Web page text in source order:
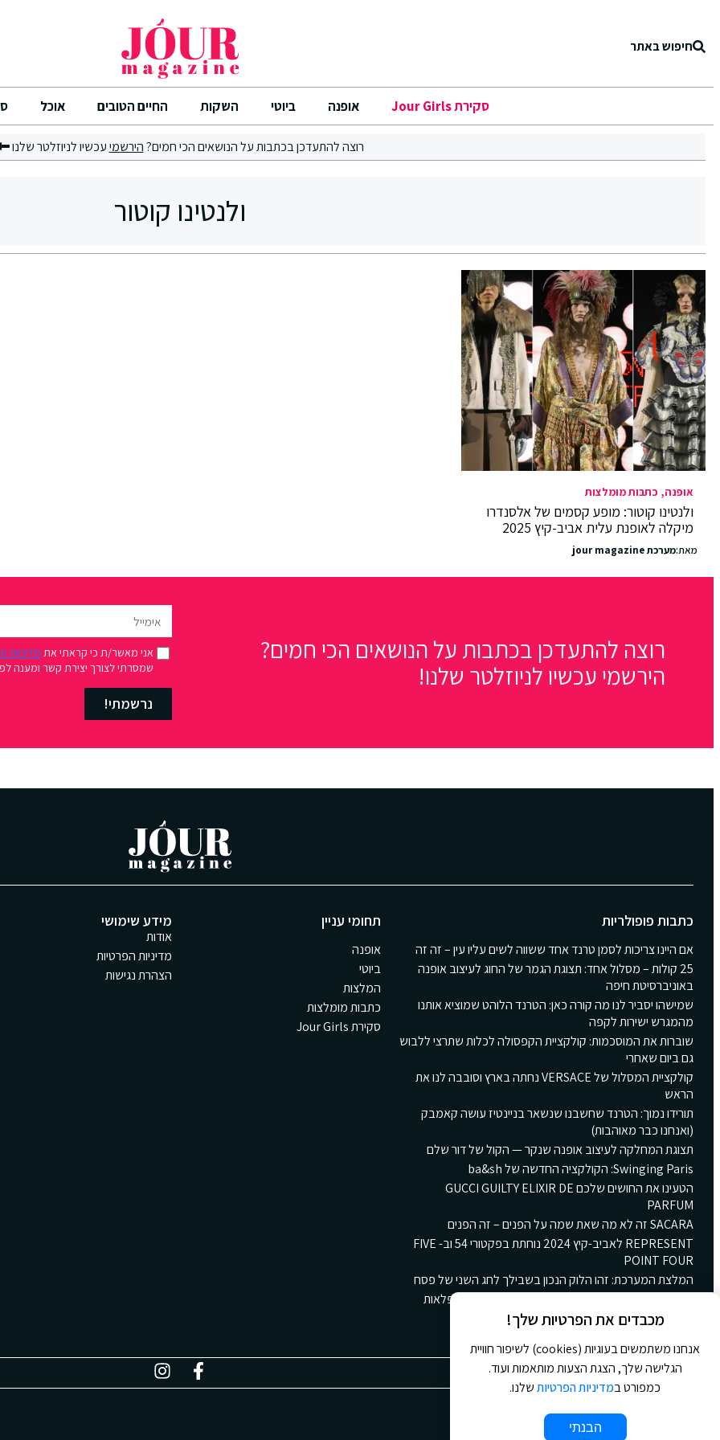
חיפוש באתר
סקירת Jour Girls אופנה ביוטי השקות החיים הטובים אוכל
רוצה להתעדכן בכתבות על הנושאים הכי חמים?הירשמיעכשיו לניוזלטר שלנו
ולנטינו קוטור
אופנה כתבות מומלצות
ולנטינו קוטור: מופע קסמים של אלסנדרו
מיקלה לאופנת עלית אביב-קיץ 2025
מאת:מערכת jour magazine
רוצה להתעדכן בכתבות על הנושאים הכי חמים?
הירשמי עכשיו לניוזלטר שלנו!
אני מאשר/ת כי קראתי את מדיניות
שמסרתי לצורך יצירת קשר ומענה
נרשמתי!
כתבות פופולריות
אם היינו צריכות לסמן טרנד אחד ששווה לשים עליו עין – זה זה
25 קולות – מסלול אחד: תצוגת הגמר של החוג לעיצוב אופנה
באוניברסיטת חיפה
שמישהו יסביר לנו מה קורה כאן: הטרנד הלוהט שמוציא אותנו
מהמגרש ישירות לקפה
שוברות את המוסכמות: קולקציית הקפסולה לכלות שתרצי ללבוש
גם ביום שאחרי
קולקציית המסלול של VERSACE נחתה בארץ וסובבה לנו את
הראש
תורידו נמוך: הטרנד שחשבנו שנשאר בניינטיז עושה קאמבק
(ואנחנו כבר מאוהבות)
תצוגת המחלקה לעיצוב אופנה שנקר — הקול של דור שלם
Swinging Paris: הקולקציה החדשה של ba&sh
הטעינו את החושים שלכם GUCCI GUILTY ELIXIR DE
PARFUM
SACARA זה לא מה שאת שמה על הפנים – זה הפנים
REPRESENT לאביב-קיץ 2024 נוחתת בפקטורי 54 וב- FIVE
POINT FOUR
המלצת המערכת: זהו הלוק הנכון בשבילך לחג השני של פסח
קולקציית הקינוחים החורפית החדשה של גולדה: ארץ פלאות
חורפית ומתוקה
תחומי עניין
אופנה
ביוטי
המלצות
כתבות מומלצות
סקירת Jour Girls
מידע שימושי
אודות
מדיניות הפרטיות
הצהרת נגישות
מכבדים את הפרטיות שלך!
אנחנו משתמשים בעוגיות (cookies) לשיפור חוויית
הגלישה שלך, הצגת הצעות מותאמות ועוד.
כמפורט במדיניות הפרטיותשלנו.
הבנתי